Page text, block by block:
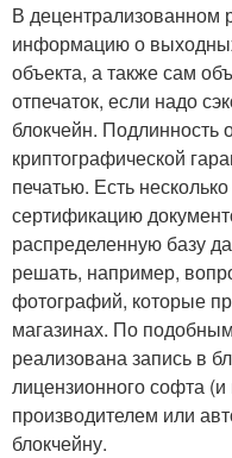
В децентрализованном
информацию о
объекта, а также сам
отпечаток, если надо
блокчейн. Подлинность
криптографической
печатью. Есть
сертификацию
распределенную базу
решать, например,
фотографий, которые
магазинах. По
реализована запись в
лицензионного софта
производителем или
блокчейну.